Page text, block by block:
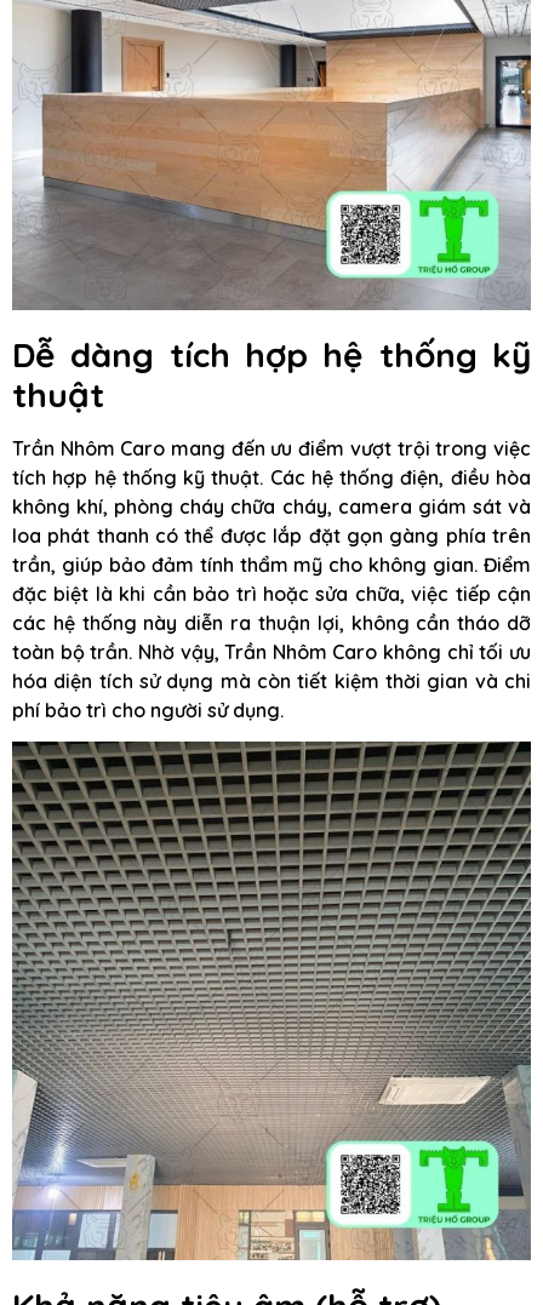
Dễ dàng tích hợp hệ thống kỹ
thuật
Trần Nhôm Caro mang đến ưu điểm vượt trội trong việc
tích hợp hệ thống kỹ thuật. Các hệ thống điện, điều hòa
không khí, phòng cháy chữa cháy, camera giám sát và
loa phát thanh có thể được lắp đặt gọn gàng phía trên
trần, giúp bảo đảm tính thẩm mỹ cho không gian. Điểm
đặc biệt là khi cần bảo trì hoặc sửa chữa, việc tiếp cận
các hệ thống này diễn ra thuận lợi, không cần tháo dỡ
toàn bộ trần. Nhờ vậy, Trần Nhôm Caro không chỉ tối ưu
hóa diện tích sử dụng mà còn tiết kiệm thời gian và chi
phí bảo trì cho người sử dụng.